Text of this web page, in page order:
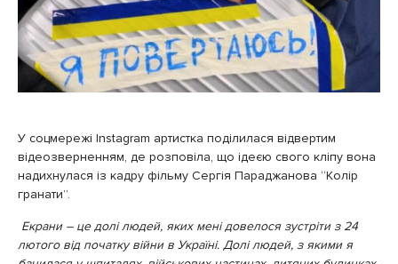
У соцмережі Instagram артистка поділилася відвертим
відеозверненням, де розповіла, що ідеєю свого кліпу вона
надихнулася із кадру фільму Сергія Параджанова “Колір
гранати”.
Екрани – це долі людей, яких мені довелося зустріти з 24
лютого від початку війни в Україні. Долі людей, з якими я